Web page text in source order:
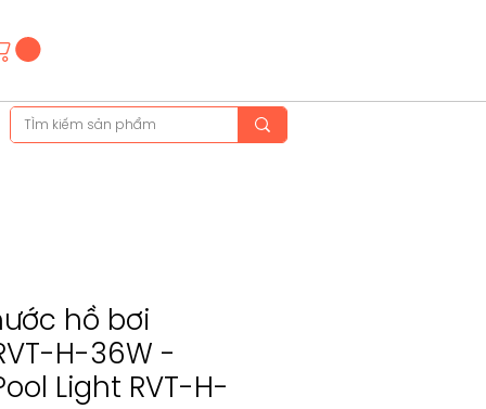
hồ bơi
H-36W -
Light RVT-H-